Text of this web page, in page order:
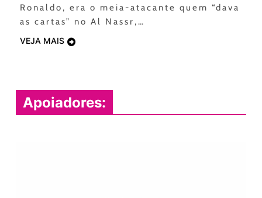
Apoiadores:
Ronaldo, era o meia-atacante quem “dava
as cartas” no Al Nassr,…
VEJA MAIS